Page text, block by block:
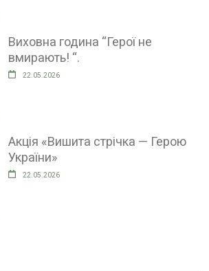
Виховна година “Герої не
вмирають! “.
22.05.2026
Акція «Вишита стрічка — Герою
України»
22.05.2026